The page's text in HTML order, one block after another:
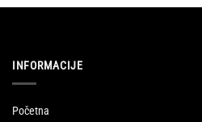
INFORMACIJE
Početna